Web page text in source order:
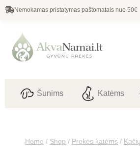
Nemokamas pristatymas paštomatais nuo 50€
Šunims Katėms
Home / Shop / Prekės katėms /